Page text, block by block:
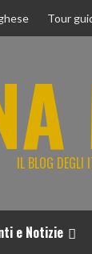
Tour
IL BLOG DEGLI
e Notizie